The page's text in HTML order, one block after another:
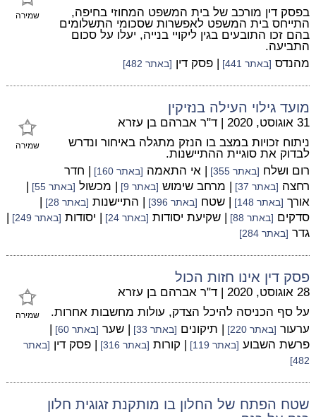
שמירה
בפסק דין מורכב של בית המשפט המחוזי בחיפה,
התייחס בית המשפט לאפשרות שסכומי התשלומים
בהם זכו התובעים בגין ליקויי בנייה, יעלו על סכום
התביעה.
מהנדס [באתר 441] | פסק דין [באתר 482]
מועד גילוי העילה בנזיקין
שמירה
31 אוגוסט, 2020 | ד"ר אברהם בן עזרא
ניתוח זכויות במצב בו הנזק מתגלה באיחור ונדרש
לבדוק את סוגיית ההתיישנות.
רום ושלח [באתר 355] | אי התאמה [באתר 160]
| חדר
רחצה [באתר 37] | מרחב שימוש [באתר 9] | מכשול [באתר 55]
|
אורך [באתר 148] | שטח [באתר 396] | התיישנות [באתר 28]
|
סדקים [באתר 88] | שקיעת יסודות [באתר 24] | יסודות [באתר 249]
|
גדר [באתר 284]
פסק דין אינו חזות הכול
שמירה
28 אוגוסט, 2020 | ד"ר אברהם בן עזרא
על סף הכניסה להיכל הצדק, עולות מחשבות אחרות.
ערעור [באתר 220] | תיקונים [באתר 33] | שער [באתר 60]
|
פרשת השבוע [באתר 119] | קורות [באתר 316] | פסק דין [באתר
482]
שטח הפתח של החלון בו מותקנת זגוגית חלון